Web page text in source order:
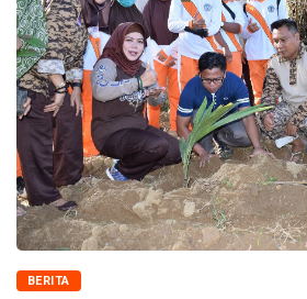
BERITA